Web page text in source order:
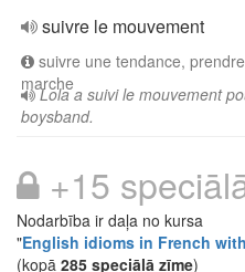
suivre le mouvement
suivre une tendance,
marche
Lola a suivi le mouvement
boysband.
+15
Nodarbība ir daļa no kursa
"English idioms in French
(kopā 285 speciālā zīme)